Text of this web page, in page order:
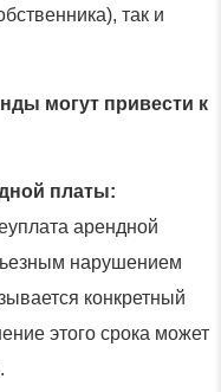
так и
могут привести к
платы:
арендной
нарушением
конкретный
этого срока может